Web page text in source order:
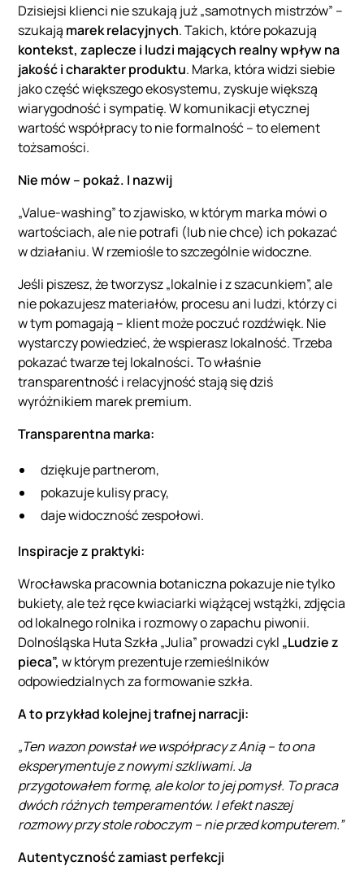
Dzisiejsi klienci nie szukają już „samotnych mistrzów” –
szukają marek relacyjnych. Takich, które pokazują
kontekst, zaplecze i ludzi mających realny wpływ na
jakość i charakter produktu. Marka, która widzi siebie
jako część większego ekosystemu, zyskuje większą
wiarygodność i sympatię. W komunikacji etycznej
wartość współpracy to nie formalność – to element
tożsamości.
Nie mów – pokaż. I nazwij
„Value-washing” to zjawisko, w którym marka mówi o
wartościach, ale nie potrafi (lub nie chce) ich pokazać
w działaniu. W rzemiośle to szczególnie widoczne.
Jeśli piszesz, że tworzysz „lokalnie i z szacunkiem”, ale
nie pokazujesz materiałów, procesu ani ludzi, którzy ci
w tym pomagają – klient może poczuć rozdźwięk. Nie
wystarczy powiedzieć, że wspierasz lokalność. Trzeba
pokazać twarze tej lokalności.To właśnie
transparentność i relacyjność stają się dziś
wyróżnikiem marek premium.
Transparentna marka:
dziękuje partnerom,
pokazuje kulisy pracy,
daje widoczność zespołowi.
Inspiracje z praktyki:
Wrocławska pracownia botaniczna pokazuje nie tylko
bukiety, ale też ręce kwiaciarki wiążącej wstążki, zdjęcia
od lokalnego rolnika i rozmowy o zapachu piwonii.
Dolnośląska Huta Szkła „Julia” prowadzi cykl „Ludzie z
pieca”, w którym prezentuje rzemieślników
odpowiedzialnych za formowanie szkła.
A to przykład kolejnej trafnej narracji:
„Ten wazon powstał we współpracy z Anią – to ona
eksperymentuje z nowymi szkliwami. Ja
przygotowałem formę, ale kolor to jej pomysł. To praca
dwóch różnych temperamentów. I efekt naszej
rozmowy przy stole roboczym – nie przed komputerem.”
Autentyczność zamiast perfekcji